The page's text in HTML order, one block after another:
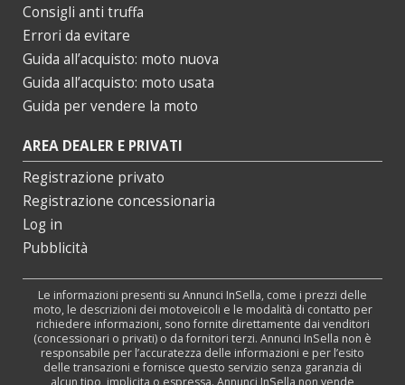
Consigli anti truffa
Errori da evitare
Guida all’acquisto: moto nuova
Guida all’acquisto: moto usata
Guida per vendere la moto
AREA DEALER E PRIVATI
Registrazione privato
Registrazione concessionaria
Log in
Pubblicità
Le informazioni presenti su Annunci InSella, come i prezzi delle
moto, le descrizioni dei motoveicoli e le modalità di contatto per
richiedere informazioni, sono fornite direttamente dai venditori
(concessionari o privati) o da fornitori terzi. Annunci InSella non è
responsabile per l’accuratezza delle informazioni e per l’esito
delle transazioni e fornisce questo servizio senza garanzia di
alcun tipo, implicita o espressa. Annunci InSella non vende